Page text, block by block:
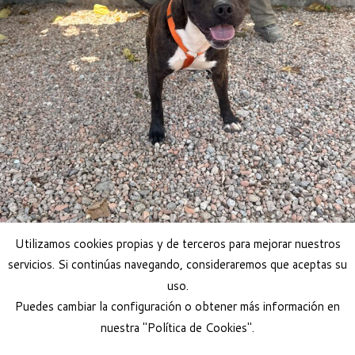
Utilizamos cookies propias y de terceros para mejorar nuestros
servicios. Si continúas navegando, consideraremos que aceptas su
uso.
Puedes cambiar la configuración o obtener más información en
nuestra "Política de Cookies".